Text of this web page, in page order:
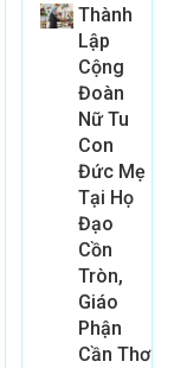
Thành
Lập
Cộng
Đoàn
Nữ Tu
Con
Đức Mẹ
Tại Họ
Đạo
Cồn
Tròn,
Giáo
Phận
Cần Thơ